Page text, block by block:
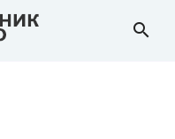
search